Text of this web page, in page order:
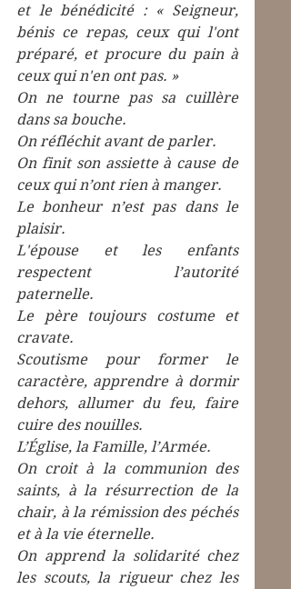
et le bénédicité : « Seigneur,
bénis ce repas, ceux qui l'ont
préparé, et procure du pain à
ceux qui n'en ont pas. »
On ne tourne pas sa cuillère
dans sa bouche.
On réfléchit avant de parler.
On finit son assiette à cause de
ceux qui n’ont rien à manger.
Le bonheur n’est pas dans le
plaisir.
L'épouse et les enfants
respectent l’autorité
paternelle.
Le père toujours costume et
cravate.
Scoutisme pour former le
caractère, apprendre à dormir
dehors, allumer du feu, faire
cuire des nouilles.
L’Église, la Famille, l’Armée.
On croit à la communion des
saints, à la résurrection de la
chair, à la rémission des péchés
et à la vie éternelle.
On apprend la solidarité chez
les scouts, la rigueur chez les